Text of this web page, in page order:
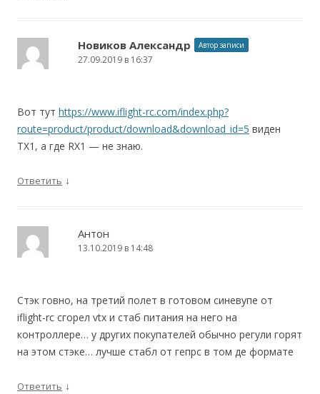
Новиков Александр Автор записи
27.09.2019 в 16:37
Вот тут https://www.iflight-rc.com/index.php?
route=product/product/download&download_id=5 виден
TX1, а где RX1 — не знаю.
Ответить ↓
Антон
13.10.2019 в 14:48
Стэк говно, на третий полет в готовом синевупе от
iflight-rc сгорел vtx и стаб питания на него на
контроллере… у других покупателей обычно регули горят
на этом стэке… лучше стабл от гепрс в том де формате
Ответить ↓